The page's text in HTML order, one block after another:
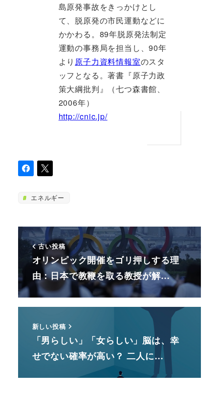
島原発事故をきっかけとし
て、脱原発の市民運動などに
かかわる。89年脱原発法制定
運動の事務局を担当し、90年
より 原子力資料情報室のスタ
ッフとなる。著書『原子力政
策大綱批判』（七つ森書館、
2006年）
http://cnic.jp/
エネルギー
古い投稿
オリンピック開催をゴリ押しする理
由：日本で教鞭を取る教授が解…
新しい投稿
「男らしい」「女らしい」脳は、幸
せでない確率が高い？ 二人に…